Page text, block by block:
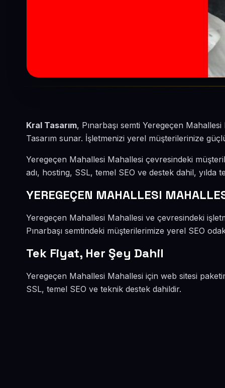
Kral Tasarım, Pınarbaşı semti Yeregeçen
Tasarım sunar. İşletmenizi yerel müşterilerinize
Yeregeçen Mahallesi Mahallesi çevresindeki
adı, hosting, SSL, temel SEO ve destek dahil, yılda
YEREGEÇEN MAHALLESI
Yeregeçen Mahallesi Mahallesi ve çevresindeki
Pınarbaşı semtindeki müşterilerimize yerel SEO
Tek Fiyat, Her Şey Dahil
Yeregeçen Mahallesi Mahallesi için web sitesi
SSL, temel SEO ve teknik destek dahildir.